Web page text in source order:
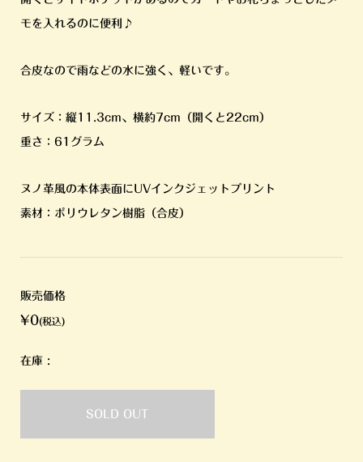
モを入れるのに便利♪
合皮なので雨などの水に強く、軽いです。
サイズ：縦11.3cm、横約7cm（開くと22cm）
重さ：61グラム
ヌノ革風の本体表面にUVインクジェットプリント
素材：ポリウレタン樹脂（合皮）
販売価格
¥0(税込)
在庫 :
SOLD OUT